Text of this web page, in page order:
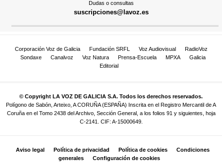
Dudas o consultas
suscripciones@lavoz.es
Corporación Voz de Galicia Fundación SRFL Voz Audiovisual
RadioVoz
Sondaxe
Canalvoz Voz Natura Prensa-Escuela MPXA
Galicia
Editorial
© Copyright LA VOZ DE GALICIA S.A. Todos los derechos reservados.
Polígono de Sabón, Arteixo, A CORUÑA (ESPAÑA) Inscrita en el Registro Mercantil de A
Coruña en el Tomo 2438 del Archivo, Sección General, a los folios 91 y siguientes, hoja
C-2141. CIF: A-15000649.
Aviso legal Política de privacidad Política de cookies
Condiciones
generales
Configuración de cookies